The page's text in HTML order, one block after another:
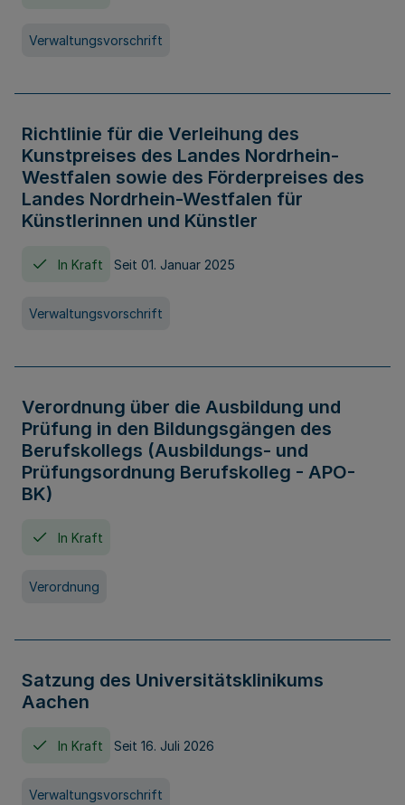
Verwaltungsvorschrift
Richtlinie für die Verleihung des
Kunstpreises des Landes Nordrhein-
Westfalen sowie des Förderpreises des
Landes Nordrhein-Westfalen für
Künstlerinnen und Künstler
In Kraft Seit 01. Januar 2025
Verwaltungsvorschrift
Verordnung über die Ausbildung und
Prüfung in den Bildungsgängen des
Berufskollegs (Ausbildungs- und
Prüfungsordnung Berufskolleg - APO-
BK)
In Kraft
Verordnung
Satzung des Universitätsklinikums
Aachen
In Kraft Seit 16. Juli 2026
Verwaltungsvorschrift